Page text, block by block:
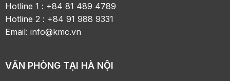
Hotline 1 : +84 81 489 4789
Hotline 2 : +84 91 988 9331
Email:info@kmc.vn
VĂN PHÒNG TẠI HÀ NỘI